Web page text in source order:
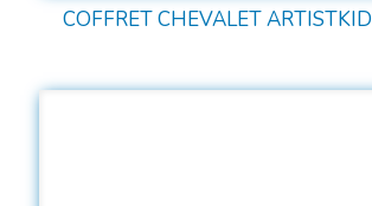
COFFRET CHEVALET ARTISTKID